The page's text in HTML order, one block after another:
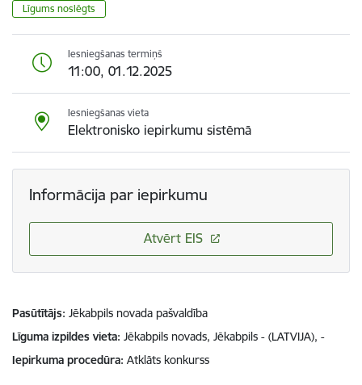
Līgums noslēgts
Iesniegšanas termiņš
11:00, 01.12.2025
Iesniegšanas vieta
Elektronisko iepirkumu sistēmā
Informācija par iepirkumu
Atvērt EIS
Pasūtītājs Jēkabpils novada pašvaldība
Līguma izpildes vieta Jēkabpils novads, Jēkabpils - (LATVIJA), -
Iepirkuma procedūra Atklāts konkurss